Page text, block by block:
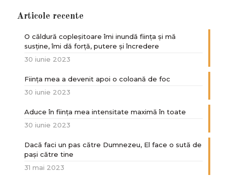
Articole recente
O căldură copleșitoare îmi inundă ființa și mă
susține, îmi dă forță, putere și încredere
30 iunie 2023
Ființa mea a devenit apoi o coloană de foc
30 iunie 2023
Aduce în ființa mea intensitate maximă în toate
30 iunie 2023
Dacă faci un pas către Dumnezeu, El face o sută de
paşi către tine
31 mai 2023